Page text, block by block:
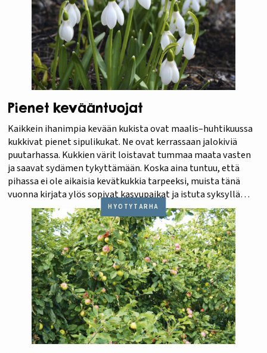
Pienet kevääntuojat
Kaikkein ihanimpia kevään kukista ovat maalis–huhtikuussa
kukkivat pienet sipulikukat. Ne ovat kerrassaan jalokiviä
puutarhassa. Kukkien värit loistavat tummaa maata vasten
ja saavat sydämen tykyttämään. Koska aina tuntuu, että
pihassa ei ole aikaisia kevätkukkia tarpeeksi, muista tänä
vuonna kirjata ylös sopivat kasvupaikat ja istuta syksyllä
lisää sipuleita ja mukuloita.HYÖTYTARHA